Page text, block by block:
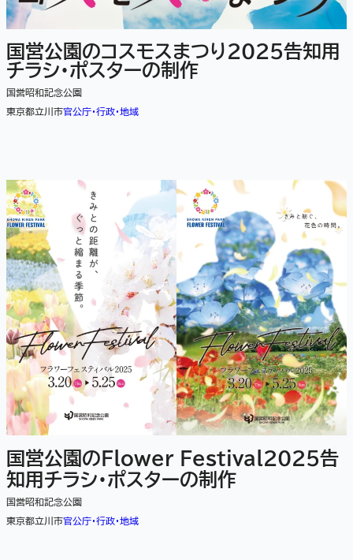
国営公園のコスモスまつり2025告知用
チラシ・ポスターの制作
国営昭和記念公園
東京都立川市官公庁・行政・地域
国営公園のFlower Festival2025告
知用チラシ・ポスターの制作
国営昭和記念公園
東京都立川市官公庁・行政・地域